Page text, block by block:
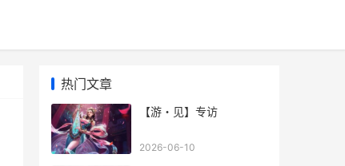
热门文章
【游・见】专访
2026-06-10